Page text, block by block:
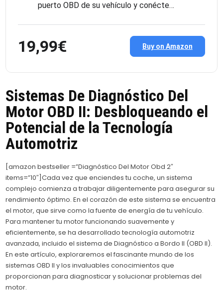
puerto OBD de su vehículo y conécte…
19,99€ Buy on Amazon
Sistemas De Diagnóstico Del
Motor OBD II: Desbloqueando el
Potencial de la Tecnología
Automotriz
[amazon bestseller =”Diagnóstico Del Motor Obd 2″
items=”10″]Cada vez que enciendes tu coche, un sistema
complejo comienza a trabajar diligentemente para asegurar su
rendimiento óptimo. En el corazón de este sistema se encuentra
el motor, que sirve como la fuente de energía de tu vehículo.
Para mantener tu motor funcionando suavemente y
eficientemente, se ha desarrollado tecnología automotriz
avanzada, incluido el sistema de Diagnóstico a Bordo II (OBD II).
En este artículo, exploraremos el fascinante mundo de los
sistemas OBD II y los invaluables conocimientos que
proporcionan para diagnosticar y solucionar problemas del
motor.